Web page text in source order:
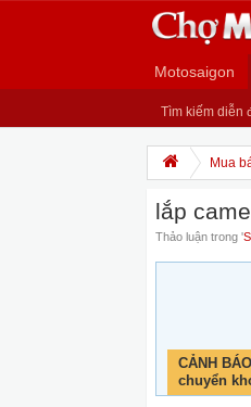
Motosaigon
Tìm kiếm diễn
Mua
lắp
Thảo luận trong '
CẢNH
chuyển